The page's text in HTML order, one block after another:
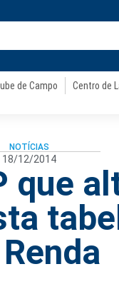
de Campo Centro de
NOTÍCIAS
18/12/2014
que